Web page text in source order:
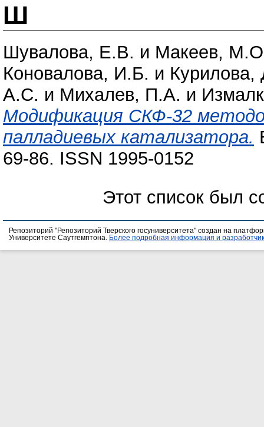
Ш
Шувалова, Е.В. и Макеев,
Коновалова, И.Б. и Курилова,
А.С. и Михалев, П.А. и
Модификация СКФ-32
палладиевых катализатора.
69-86. ISSN 1995-0152
Этот список был
Репозиторий "Репозиторий Тверского госуниверситета" создан на
Университете Саутгемптона.
Более подробная информация и